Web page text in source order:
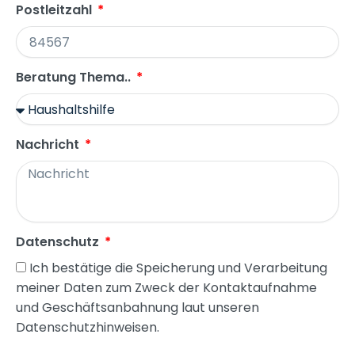
Postleitzahl
Beratung Thema..
Nachricht
Datenschutz
Ich bestätige die Speicherung und Verarbeitung
meiner Daten zum Zweck der Kontaktaufnahme
und Geschäftsanbahnung laut unseren
Datenschutzhinweisen.